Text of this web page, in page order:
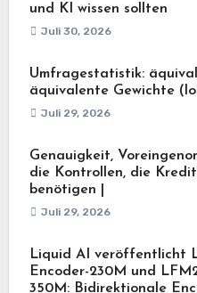
und KI wissen sollten
Juli 30, 2026
Umfragestatistik:
äquivalente Gewichte
Juli 29, 2026
Genauigkeit,
die Kontrollen, die
benötigen |
Juli 29, 2026
Liquid AI veröffentlicht
Encoder-230M und
350M: Bidirektionale